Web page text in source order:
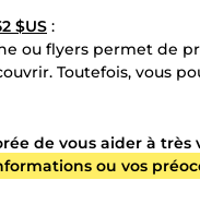
$US :
ou flyers permet de
Toutefois, vous
de vous aider à
ou vos